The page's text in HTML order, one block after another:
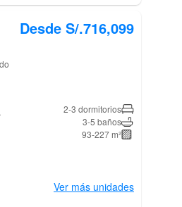
Desde S/.716,099
2-3 dormitorios
3-5 baños
93-227 m²
Ver más unidades